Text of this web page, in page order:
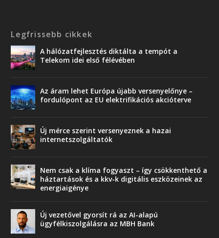
Legfrissebb cikkek
A hálózatfejlesztés diktálta a tempót a
Telekom idei első félévében
Az áram lehet Európa újabb versenyelőnye –
fordulópont az EU elektrifikációs akcióterve
Új mérce szerint versenyeznek a hazai
internetszolgáltatók
Nem csak a klíma fogyaszt – így csökkenthető a
háztartások és a kkv-k digitális eszközeinek az
energiaigénye
Új vezetővel gyorsít rá az AI-alapú
ügyfélkiszolgálásra az MBH Bank